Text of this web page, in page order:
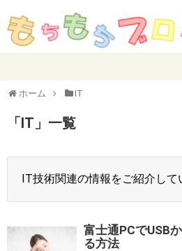
ホーム IT
「IT 」 一覧
IT技術関連の情報をご紹介して
富士通PCでUSB
る方法